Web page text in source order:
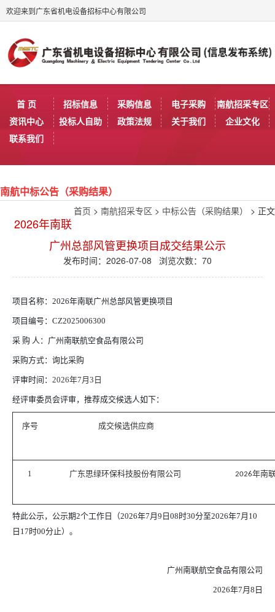
欢迎来到广东省机电设备招标中心有限公司
首 页 招标信息 采购信息 电子采购
南航招采专区
资讯中心
投标人自助 政策法规 关于我们
企业文化
联系我们
南航中标公告（采购结果）
首页 > 南航招采专区 > 中标公告（采购结果） > 正文
2026年南联
广州总部风管更换项目成交结果公示
发布时间：2026-07-08 浏览次数： 70
项目名称：2026年南联广州总部风管更换项目
项目编号： CZ2025006300
采 购 人：广州南联航空食品有限公司
采购方式：询比采购
评审时间： 2026年7月3 日
经评审委员会评审，推荐成交候选人如下：
序号 成交候选供应商
1 广东思绿环保科技股份有限公司 2026年南
特此公示，公示期2个工作日（2026年7 月9 日08时30分至2026年7 月 10
日 17时00分止）。
广州南联航空食品有限公司
2026年7 月8 日